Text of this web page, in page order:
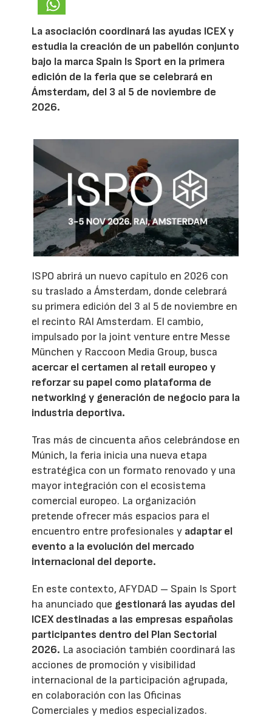
La asociación coordinará las ayudas ICEX y
estudia la creación de un pabellón conjunto
bajo la marca Spain Is Sport en la primera
edición de la feria que se celebrará en
Ámsterdam, del 3 al 5 de noviembre de
2026.
ISPO abrirá un nuevo capítulo en 2026 con
su traslado a Ámsterdam, donde celebrará
su primera edición del 3 al 5 de noviembre en
el recinto RAI Amsterdam. El cambio,
impulsado por la joint venture entre Messe
München y Raccoon Media Group, busca
acercar el certamen al retail europeo y
reforzar su papel como plataforma de
networking y generación de negocio para la
industria deportiva.
Tras más de cincuenta años celebrándose en
Múnich, la feria inicia una nueva etapa
estratégica con un formato renovado y una
mayor integración con el ecosistema
comercial europeo. La organización
pretende ofrecer más espacios para el
encuentro entre profesionales y adaptar el
evento a la evolución del mercado
internacional del deporte.
En este contexto, AFYDAD – Spain Is Sport
ha anunciado que gestionará las ayudas del
ICEX destinadas a las empresas españolas
participantes dentro del Plan Sectorial
2026. La asociación también coordinará las
acciones de promoción y visibilidad
internacional de la participación agrupada,
en colaboración con las Oficinas
Comerciales y medios especializados.